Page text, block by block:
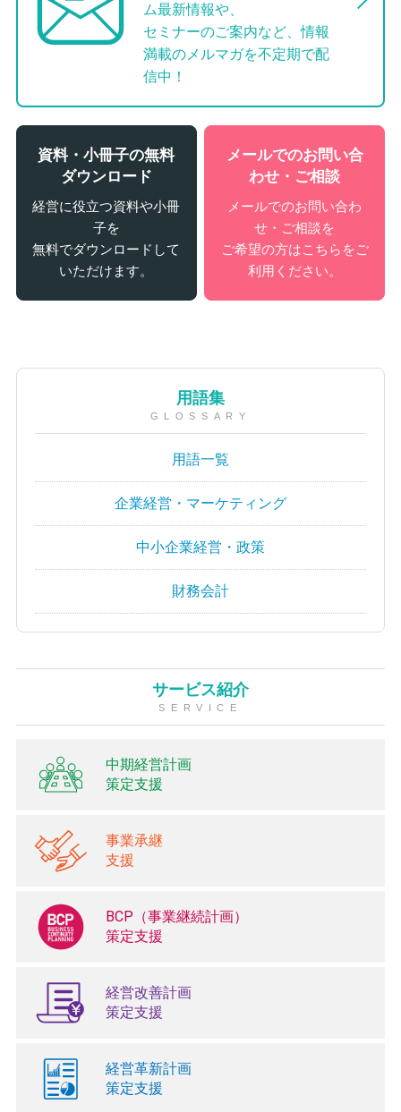
ム最新情報や、
セミナーのご案内など、情報
満載のメルマガを不定期で配
信中！
資料・小冊子の無料
ダウンロード
経営に役立つ資料や小冊
子を
無料でダウンロードして
いただけます。
メールでのお問い合
わせ・ご相談
メールでのお問い合わ
せ・ご相談を
ご希望の方はこちらをご
利用ください。
用語集
GLOSSARY
用語一覧
企業経営・マーケティング
中小企業経営・政策
財務会計
サービス紹介
SERVICE
中期経営計画
策定支援
事業承継
支援
BCP（事業継続計画）
策定支援
経営改善計画
策定支援
経営革新計画
策定支援